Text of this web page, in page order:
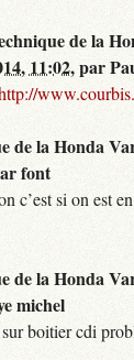
de la
11:02,par
de la Honda
font
c’est si on est
de la Honda
michel
boitier cdi